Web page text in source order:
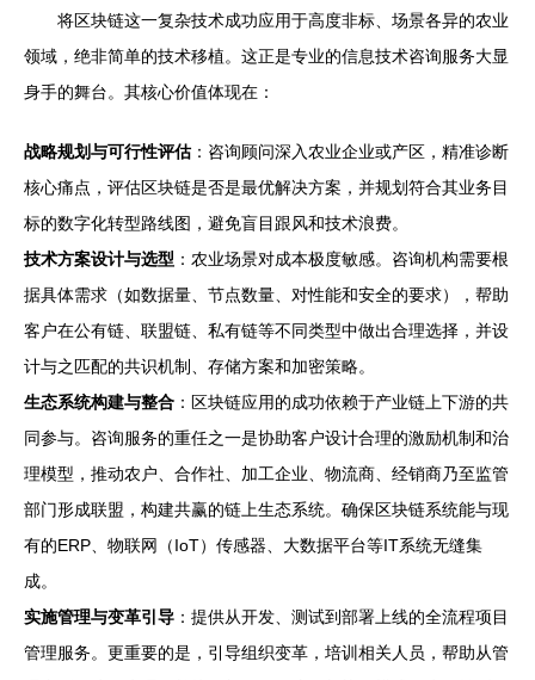
将区块链这一复杂技术成功应用于高度非标、场景各异的农业
领域，绝非简单的技术移植。这正是专业的信息技术咨询服务大显
身手的舞台。其核心价值体现在：
战略规划与可行性评估：咨询顾问深入农业企业或产区，精准诊断
核心痛点，评估区块链是否是最优解决方案，并规划符合其业务目
标的数字化转型路线图，避免盲目跟风和技术浪费。
技术方案设计与选型 ：农业场景对成本极度敏感。咨询机构需要根
据具体需求（如数据量、节点数量、对性能和安全的要求），帮助
客户在公有链、联盟链、私有链等不同类型中做出合理选择，并设
计与之匹配的共识机制、存储方案和加密策略。
生态系统构建与整合 ：区块链应用的成功依赖于产业链上下游的共
同参与。咨询服务的重任之一是协助客户设计合理的激励机制和治
理模型，推动农户、合作社、加工企业、物流商、经销商乃至监管
部门形成联盟，构建共赢的链上生态系统。确保区块链系统能与现
有的ERP、物联网（IoT）传感器、大数据平台等IT系统无缝集
成。
实施管理与变革引导 ：提供从开发、测试到部署上线的全流程项目
管理服务。更重要的是，引导组织变革，培训相关人员，帮助从管